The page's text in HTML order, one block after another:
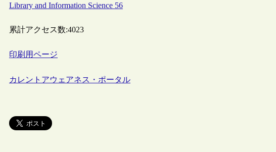
Library and Information Science 56
累計アクセス数:4023
印刷用ページ
カレントアウェアネス・ポータル